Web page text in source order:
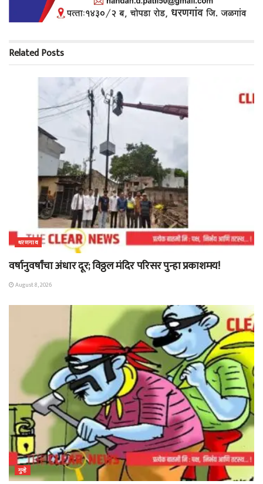
RelatedPosts
धरणगाव
वर्षानुवर्षांचा अंधार दूर; विठ्ठल मंदिर परिसर पुन्हा प्रकाशमय!
August 8, 2026
गुन्हे